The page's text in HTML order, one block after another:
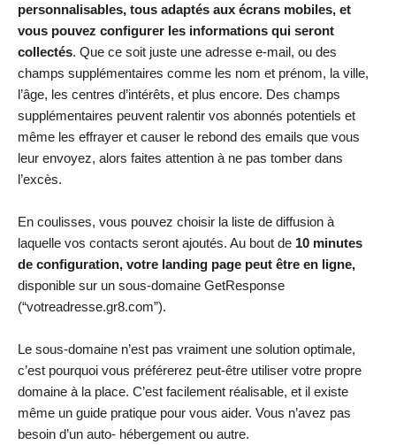
personnalisables, tous adaptés aux écrans mobiles, et
vous pouvez configurer les informations qui seront
collectés. Que ce soit juste une adresse e-mail, ou des
champs supplémentaires comme les nom et prénom, la ville,
l’âge, les centres d’intérêts, et plus encore. Des champs
supplémentaires peuvent ralentir vos abonnés potentiels et
même les effrayer et causer le rebond des emails que vous
leur envoyez, alors faites attention à ne pas tomber dans
l’excès.
En coulisses, vous pouvez choisir la liste de diffusion à
laquelle vos contacts seront ajoutés. Au bout de 10 minutes
de configuration, votre landing page peut être en ligne,
disponible sur un sous-domaine GetResponse
(“votreadresse.gr8.com”).
Le sous-domaine n’est pas vraiment une solution optimale,
c’est pourquoi vous préférerez peut-être utiliser votre propre
domaine à la place. C’est facilement réalisable, et il existe
même un guide pratique pour vous aider. Vous n’avez pas
besoin d’un auto- hébergement ou autre.